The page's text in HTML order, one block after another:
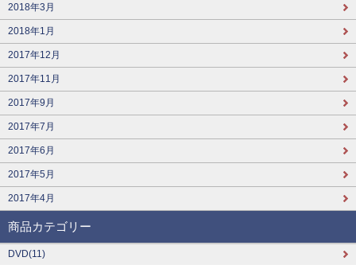
2018年3月
2018年1月
2017年12月
2017年11月
2017年9月
2017年7月
2017年6月
2017年5月
2017年4月
商品カテゴリー
DVD(11)